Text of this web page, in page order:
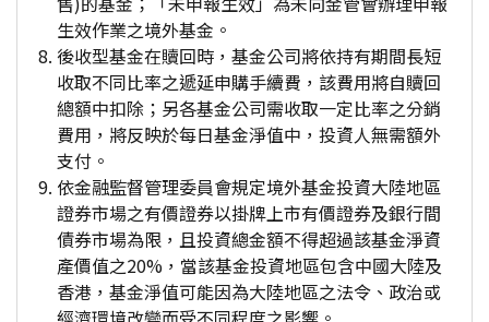
生效作業之境外基金。
後收型基金在贖回時，基金公司將依持有期間長短
收取不同比率之遞延申購手續費，該費用將自贖回
總額中扣除；另各基金公司需收取一定比率之分銷
費用，將反映於每日基金淨值中，投資人無需額外
支付。
依金融監督管理委員會規定境外基金投資大陸地區
證券市場之有價證券以掛牌上市有價證券及銀行間
債券市場為限，且投資總金額不得超過該基金淨資
產價值之20%，當該基金投資地區包含中國大陸及
香港，基金淨值可能因為大陸地區之法令、政治或